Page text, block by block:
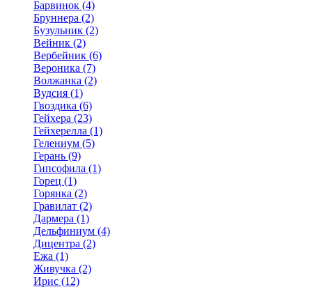
Барвинок (4)
Бруннера (2)
Бузульник (2)
Вейник (2)
Вербейник (6)
Вероника (7)
Волжанка (2)
Вудсия (1)
Гвоздика (6)
Гейхера (23)
Гейхерелла (1)
Гелениум (5)
Герань (9)
Гипсофила (1)
Горец (1)
Горянка (2)
Гравилат (2)
Дармера (1)
Дельфиниум (4)
Дицентра (2)
Ежа (1)
Живучка (2)
Ирис (12)